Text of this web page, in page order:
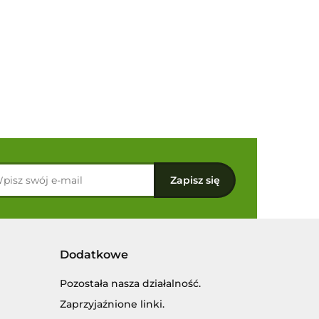
Dodatkowe
Pozostała nasza działalność.
Zaprzyjaźnione linki.